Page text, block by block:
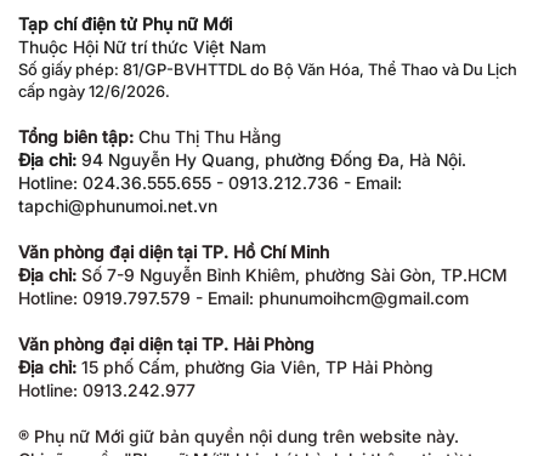
Tạp chí điện tử Phụ nữ Mới
Thuộc Hội Nữ trí thức Việt Nam
Số giấy phép: 81/GP-BVHTTDL do Bộ Văn Hóa, Thể Thao và Du Lịch
cấp ngày 12/6/2026.
Tổng biên tập: Chu Thị Thu Hằng
Địa chỉ: 94 Nguyễn Hy Quang, phường Đống Đa, Hà Nội.
Hotline: 024.36.555.655 - 0913.212.736 - Email:
tapchi@phunumoi.net.vn
Văn phòng đại diện tại TP. Hồ Chí Minh
Địa chỉ: Số 7-9 Nguyễn Bỉnh Khiêm, phường Sài Gòn, TP.HCM
Hotline: 0919.797.579 - Email: phunumoihcm@gmail.com
Văn phòng đại diện tại TP. Hải Phòng
Địa chỉ: 15 phố Cấm, phường Gia Viên, TP Hải Phòng
Hotline: 0913.242.977
® Phụ nữ Mới giữ bản quyền nội dung trên website này.